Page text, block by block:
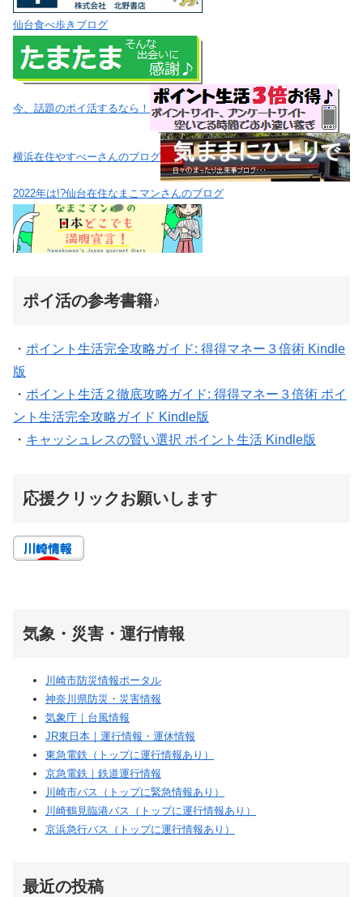
仙台食べ歩きブログ
今、話題のポイ活するなら！
横浜在住やすべーさんのブログ
2022年は!?仙台在住なまこマンさんのブログ
ポイ活の参考書籍♪
・ ポイント生活完全攻略ガイド: 得得マネー３倍術 Kindle
版
・ ポイント生活２徹底攻略ガイド: 得得マネー３倍術 ポイ
ント生活完全攻略ガイド Kindle版
・ キャッシュレスの賢い選択 ポイント生活 Kindle版
応援クリックお願いします
気象・災害・運行情報
川崎市防災情報ポータル
神奈川県防災・災害情報
気象庁｜台風情報
JR東日本｜運行情報・運休情報
東急電鉄（トップに運行情報あり）
京急電鉄｜鉄道運行情報
川崎市バス（トップに緊急情報あり）
川崎鶴見臨港バス（トップに運行情報あり）
京浜急行バス（トップに運行情報あり）
最近の投稿